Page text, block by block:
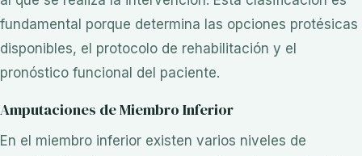
fundamental porque determina las opciones protésicas
disponibles, el protocolo de rehabilitación y el
pronóstico funcional del paciente.
Amputaciones de Miembro Inferior
En el miembro inferior existen varios niveles de